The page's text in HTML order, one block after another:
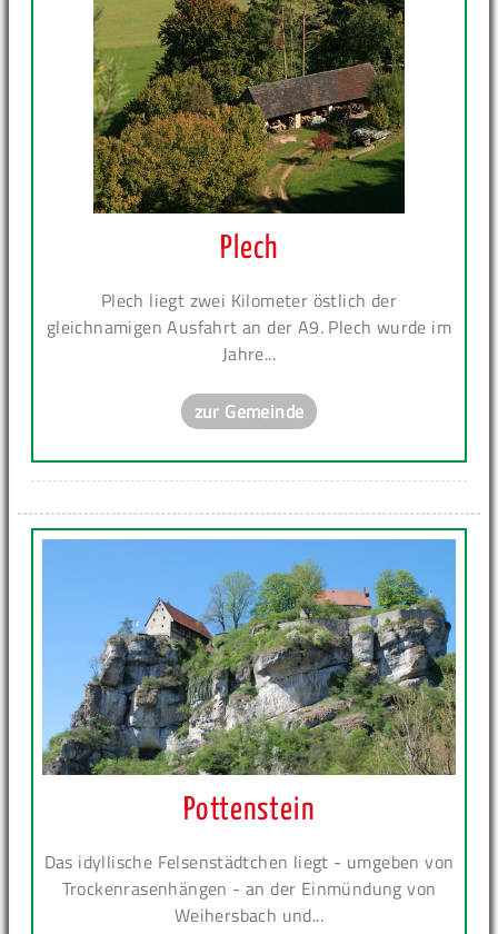
Plech
Plech liegt zwei Kilometer östlich der
gleichnamigen Ausfahrt an der A9. Plech wurde im
Jahre...
zur Gemeinde
Pottenstein
Das idyllische Felsenstädtchen liegt - umgeben von
Trockenrasenhängen - an der Einmündung von
Weihersbach und...